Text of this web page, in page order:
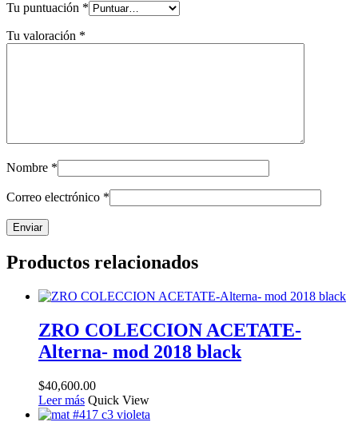
Tu puntuación *
Tu valoración *
Nombre *
Correo electrónico *
Productos relacionados
ZRO COLECCION ACETATE-
Alterna- mod 2018 black
$40,600.00
Leer más Quick View